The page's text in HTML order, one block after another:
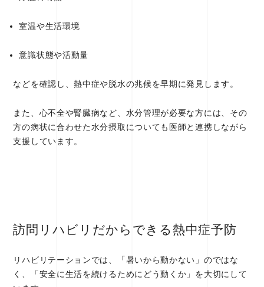
室温や生活環境
意識状態や活動量
などを確認し、熱中症や脱水の兆候を早期に発見します。
また、心不全や腎臓病など、水分管理が必要な方には、その
方の病状に合わせた水分摂取についても医師と連携しながら
支援しています。
訪問リハビリだからできる熱中症予防
リハビリテーションでは、「暑いから動かない」のではな
く、「安全に生活を続けるためにどう動くか」を大切にして